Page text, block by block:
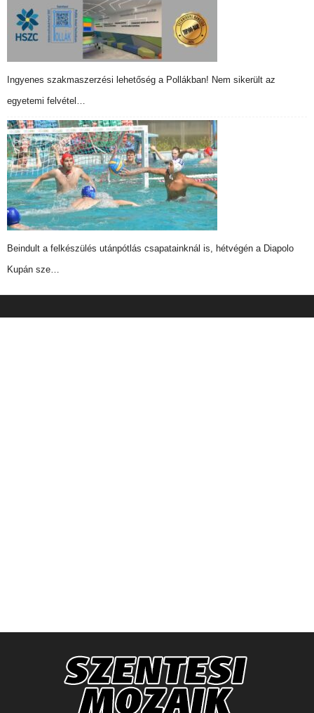
Ingyenes szakmaszerzési lehetőség a Pollákban! Nem sikerült az
egyetemi felvétel…
Beindult a felkészülés utánpótlás csapatainknál is, hétvégén a Diapolo
Kupán sze…